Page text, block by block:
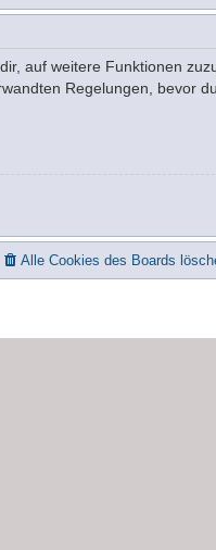
auf weitere Funktionen
Regelungen, bevor
Alle Cookies des Boards